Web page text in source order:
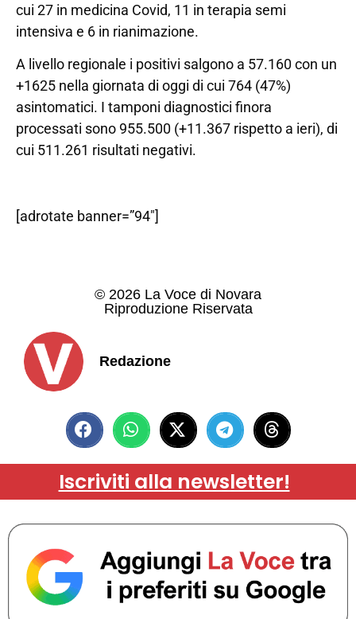
cui 27 in medicina Covid, 11 in terapia semi
intensiva e 6 in rianimazione.
A livello regionale i positivi salgono a 57.160 con un
+1625 nella giornata di oggi di cui 764 (47%)
asintomatici. I tamponi diagnostici finora
processati sono 955.500 (+11.367 rispetto a ieri), di
cui 511.261 risultati negativi.
[adrotate banner=”94″]
© 2026 La Voce di Novara
Riproduzione Riservata
Redazione
Iscriviti alla newsletter!